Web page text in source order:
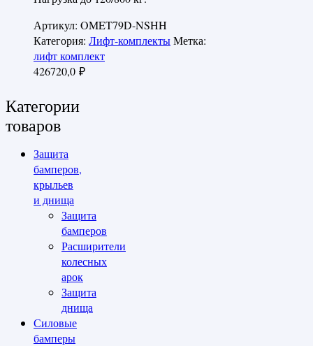
Артикул: OMET79D-NSHH
Категория: Лифт-комплектыМетка:
лифт комплект
426720,0 ₽
Категории
товаров
Защита
бамперов,
крыльев
и днища
Защита
бамперов
Расширители
колесных
арок
Защита
днища
Силовые
бамперы